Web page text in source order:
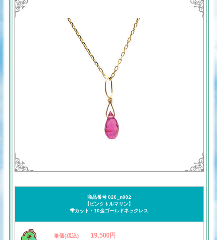
商品番号 020_n002
【ピンクトルマリン】
雫カット・10金ゴールドネックレス
単価(税込) 19,500円